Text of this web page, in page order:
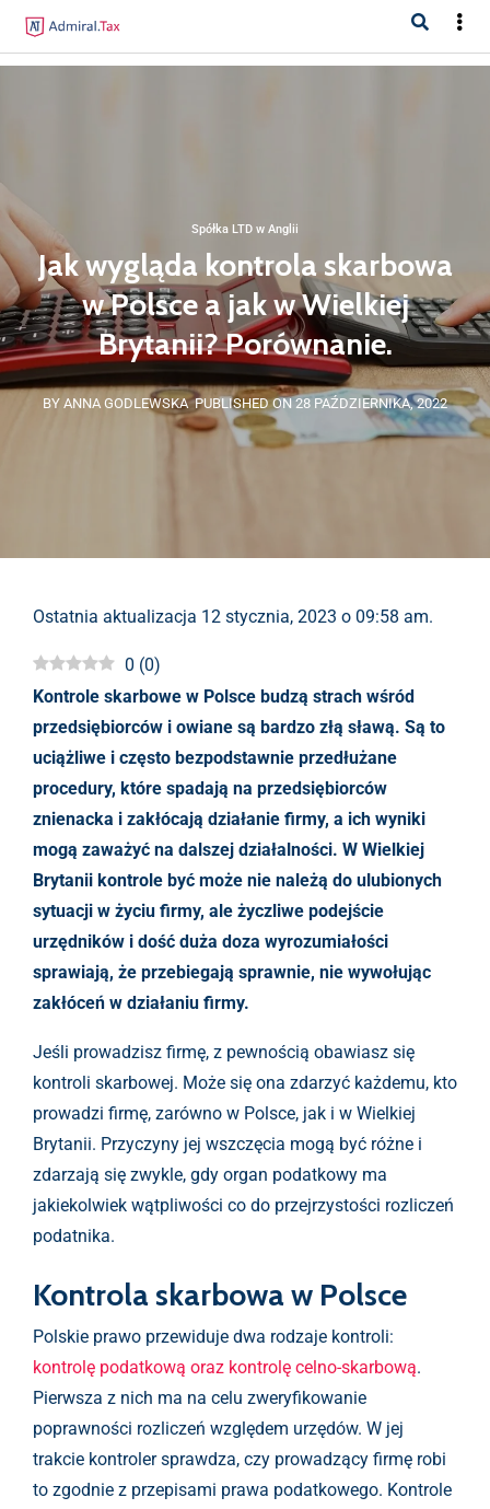
Spółka LTD w Anglii
Jak wygląda kontrola skarbowa
w Polsce a jak w Wielkiej
Brytanii? Porównanie.
BY ANNA GODLEWSKA PUBLISHED ON 28 PAŹDZIERNIKA, 2022
Ostatnia aktualizacja 12 stycznia, 2023 o 09:58 am.
0 (0)
Kontrole skarbowe w Polsce budzą strach wśród
przedsiębiorców i owiane są bardzo złą sławą. Są to
uciążliwe i często bezpodstawnie przedłużane
procedury, które spadają na przedsiębiorców
znienacka i zakłócają działanie firmy, a ich wyniki
mogą zaważyć na dalszej działalności. W Wielkiej
Brytanii kontrole być może nie należą do ulubionych
sytuacji w życiu firmy, ale życzliwe podejście
urzędników i dość duża doza wyrozumiałości
sprawiają, że przebiegają sprawnie, nie wywołując
zakłóceń w działaniu firmy.
Jeśli prowadzisz firmę, z pewnością obawiasz się
kontroli skarbowej. Może się ona zdarzyć każdemu, kto
prowadzi firmę, zarówno w Polsce, jak i w Wielkiej
Brytanii. Przyczyny jej wszczęcia mogą być różne i
zdarzają się zwykle, gdy organ podatkowy ma
jakiekolwiek wątpliwości co do przejrzystości rozliczeń
podatnika.
Kontrola skarbowa w Polsce
Polskie prawo przewiduje dwa rodzaje kontroli:
kontrolę podatkową oraz kontrolę celno-skarbową.
Pierwsza z nich ma na celu zweryfikowanie
poprawności rozliczeń względem urzędów. W jej
trakcie kontroler sprawdza, czy prowadzący firmę robi
to zgodnie z przepisami prawa podatkowego. Kontrole